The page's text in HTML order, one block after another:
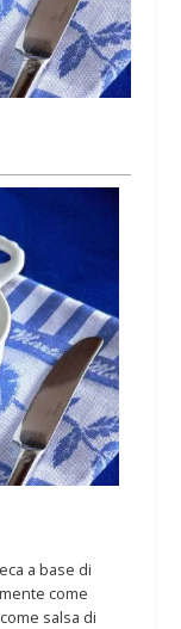
come
salsa di